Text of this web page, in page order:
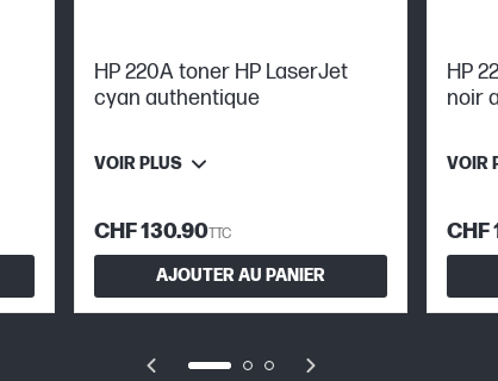
HP 220A toner HP LaserJet
cyan authentique
VOIR PLUS
CHF 130.90TTC
AJOUTER AU PANIER
HP
noir
VOIR
CHF